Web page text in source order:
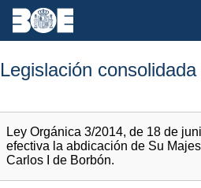
Legislación consolidada
Ley Orgánica 3/2014, de 18 de
efectiva la abdicación de Su
Carlos I de Borbón.